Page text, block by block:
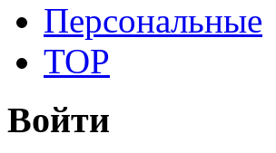
Персональные
TOP
Войти